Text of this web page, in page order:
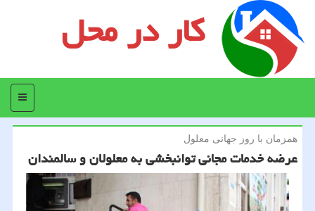
کار در محل
منو
همزمان با روز جهانی معلول
عرضه خدمات مجانی توانبخشی به معلولان و سالمندان